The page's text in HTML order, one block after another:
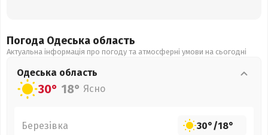
Погода Одеська область
Актуальна інформація про погоду та атмосферні умови на сьогодні
Одеська область
30° 18° Ясно
Березівка 30°/18°